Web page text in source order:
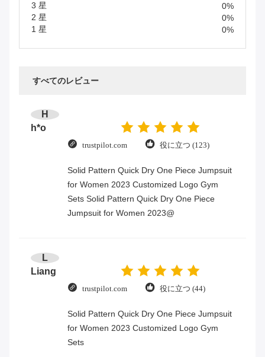
3 星
0%
2 星
0%
1 星
0%
すべてのレビュー
H
h*o
trustpilot.com 役に立つ (123)
Solid Pattern Quick Dry One Piece Jumpsuit
for Women 2023 Customized Logo Gym
Sets Solid Pattern Quick Dry One Piece
Jumpsuit for Women 2023@
L
Liang
trustpilot.com 役に立つ (44)
Solid Pattern Quick Dry One Piece Jumpsuit
for Women 2023 Customized Logo Gym
Sets